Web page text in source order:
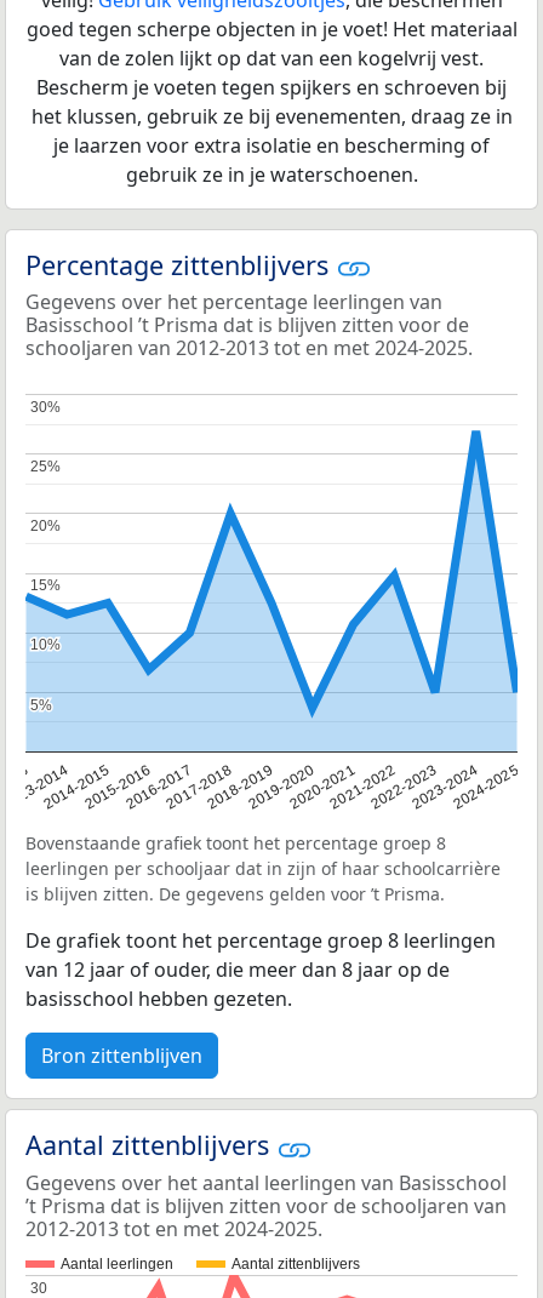
goed tegen scherpe objecten in je voet! Het materiaal
van de zolen lijkt op dat van een kogelvrij vest.
Bescherm je voeten tegen spijkers en schroeven bij
het klussen, gebruik ze bij evenementen, draag ze in
je laarzen voor extra isolatie en bescherming of
gebruik ze in je waterschoenen.
Percentage zittenblijvers
Gegevens over het percentage leerlingen van
Basisschool ’t Prisma dat is blijven zitten voor de
schooljaren van 2012-2013 tot en met 2024-2025.
2013-20142014-20152015-20162016-20172017-20182018-20192019-20202020-20212021-20222022-20232023-20242024-2025
5%
5%
10%
10%
15%
15%
20%
20%
25%
25%
30%
30%
Bovenstaande grafiek toont het percentage groep 8
leerlingen per schooljaar dat in zijn of haar schoolcarrière
is blijven zitten. De gegevens gelden voor ’t Prisma.
De grafiek toont het percentage groep 8 leerlingen
van 12 jaar of ouder, die meer dan 8 jaar op de
basisschool hebben gezeten.
Bron zittenblijven
Aantal zittenblijvers
Gegevens over het aantal leerlingen van Basisschool
’t Prisma dat is blijven zitten voor de schooljaren van
2012-2013 tot en met 2024-2025.
Aantal leerlingen Aantal zittenblijvers
30
30